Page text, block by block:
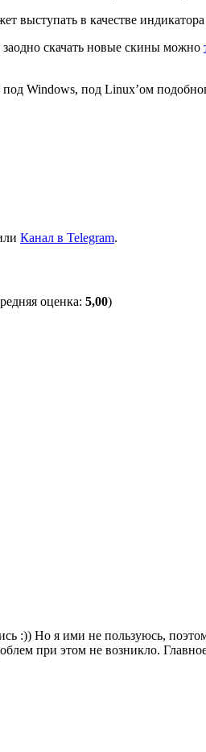
выступать в качестве
скачать новые скины можно
Windows, под Linux’ом
Канал в Telegram.
оценка: 5,00)
:)) Но я ими не пользуюсь,
при этом не возникло.